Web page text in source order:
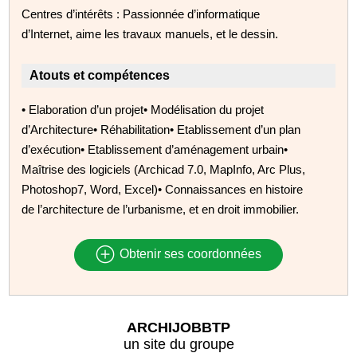
Centres d’intérêts : Passionnée d’informatique
d’Internet, aime les travaux manuels, et le dessin.
Atouts et compétences
• Elaboration d’un projet• Modélisation du projet
d’Architecture• Réhabilitation• Etablissement d’un plan
d’exécution• Etablissement d’aménagement urbain•
Maîtrise des logiciels (Archicad 7.0, MapInfo, Arc Plus,
Photoshop7, Word, Excel)• Connaissances en histoire
de l’architecture de l’urbanisme, et en droit immobilier.
Obtenir ses coordonnées
ARCHIJOBBTP
un site du groupe